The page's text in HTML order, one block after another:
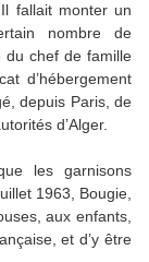
fallait monter un
nombre de
du chef de famille
d’hébergement
depuis Paris, de
d’Alger.
les garnisons
1963, Bougie,
aux enfants,
et d’y être